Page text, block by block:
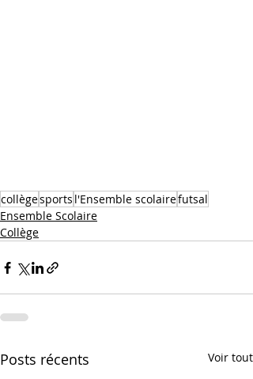
collègesports l'Ensemble scolairefutsal
Ensemble Scolaire
Collège
Posts récents Voir tout